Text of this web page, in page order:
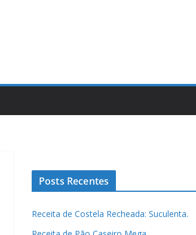
Posts Recentes
Receita de Costela Recheada: Suculenta.